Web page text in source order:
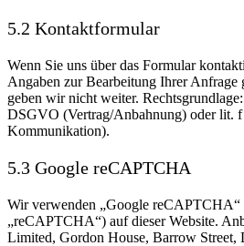
5.2 Kontaktformular
Wenn Sie uns über das Formular
Angaben zur Bearbeitung Ihrer Anfrage
geben wir nicht weiter.
DSGVO (Vertrag/Anbahnung) oder lit. f
Kommunikation).
5.3 Google reCAPTCHA
Wir verwenden „Google reCAPTCHA“
„reCAPTCHA“) auf dieser Website.
Limited, Gordon House, Barrow Street,